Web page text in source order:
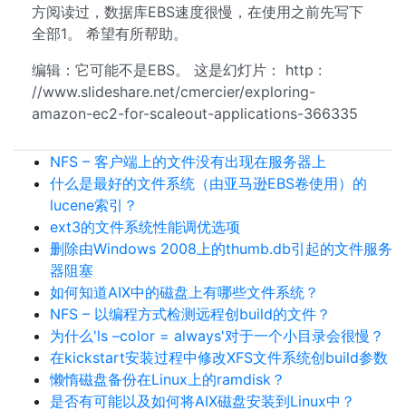
方阅读过，数据库EBS速度很慢，在使用之前先写下
全部1。 希望有所帮助。
编辑：它可能不是EBS。 这是幻灯片： http :
//www.slideshare.net/cmercier/exploring-
amazon-ec2-for-scaleout-applications-366335
NFS – 客户端上的文件没有出现在服务器上
什么是最好的文件系统（由亚马逊EBS卷使用）的
lucene索引？
ext3的文件系统性能调优选项
删除由Windows 2008上的thumb.db引起的文件服务
器阻塞
如何知道AIX中的磁盘上有哪些文件系统？
NFS – 以编程方式检测远程创build的文件？
为什么'ls –color = always'对于一个小目录会很慢？
在kickstart安装过程中修改XFS文件系统创build参数
懒惰磁盘备份在Linux上的ramdisk？
是否有可能以及如何将AIX磁盘安装到Linux中？